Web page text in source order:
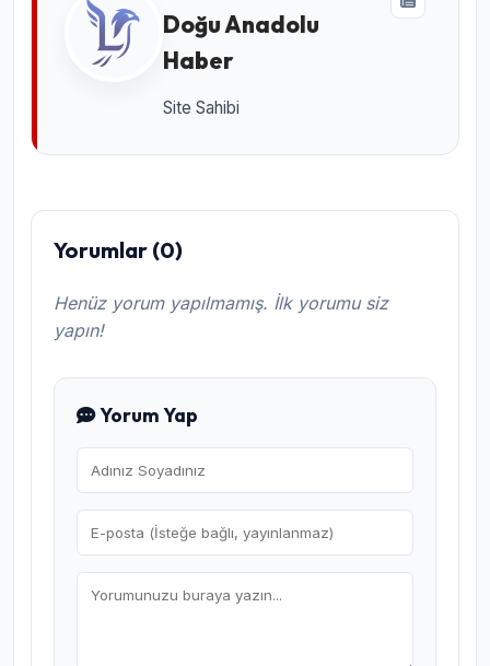
Doğu Anadolu
Haber
Site Sahibi
Yorumlar (0)
Henüz yorum yapılmamış. İlk yorumu siz
yapın!
Yorum Yap